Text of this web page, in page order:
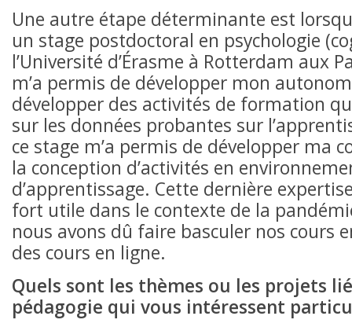
Une autre étape déterminante est
un stage postdoctoral en psychologie
l’Université d’Érasme à Rotterdam aux
m’a permis de développer mon
développer des activités de formation
sur les données probantes sur
ce stage m’a permis de développer ma
la conception d’activités en
d’apprentissage. Cette dernière
fort utile dans le contexte de la
nous avons dû faire basculer nos cours
des cours en ligne.
Quels sont les thèmes ou les projets
pédagogie qui vous intéressent